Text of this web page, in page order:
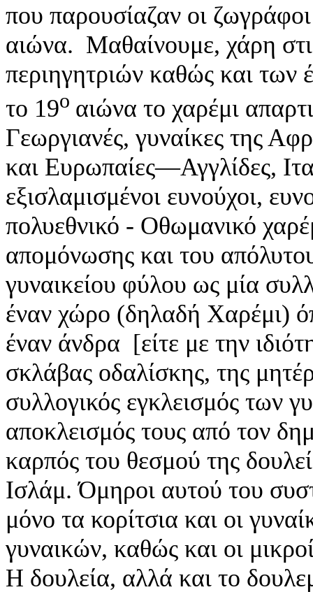
που παρουσίαζαν οι
αιώνα. Μαθαίνουμε, χάρη
περιηγητριών καθώς και των
το 19ο αιώνα το χαρέμι
Γεωργιανές, γυναίκες της
και Ευρωπαίες—Αγγλίδες,
εξισλαμισμένοι ευνούχοι,
πολυεθνικό - Οθωμανικό
απομόνωσης και του
γυναικείου φύλου ως μία
έναν χώρο (δηλαδή Χαρέμι)
έναν άνδρα [είτε με την
σκλάβας οδαλίσκης, της
συλλογικός εγκλεισμός των
αποκλεισμός τους από τον
καρπός του θεσμού της
Ισλάμ. Όμηροι αυτού του
μόνο τα κορίτσια και οι
γυναικών, καθώς και οι
Η δουλεία, αλλά και το